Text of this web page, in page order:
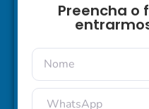
Preencha o